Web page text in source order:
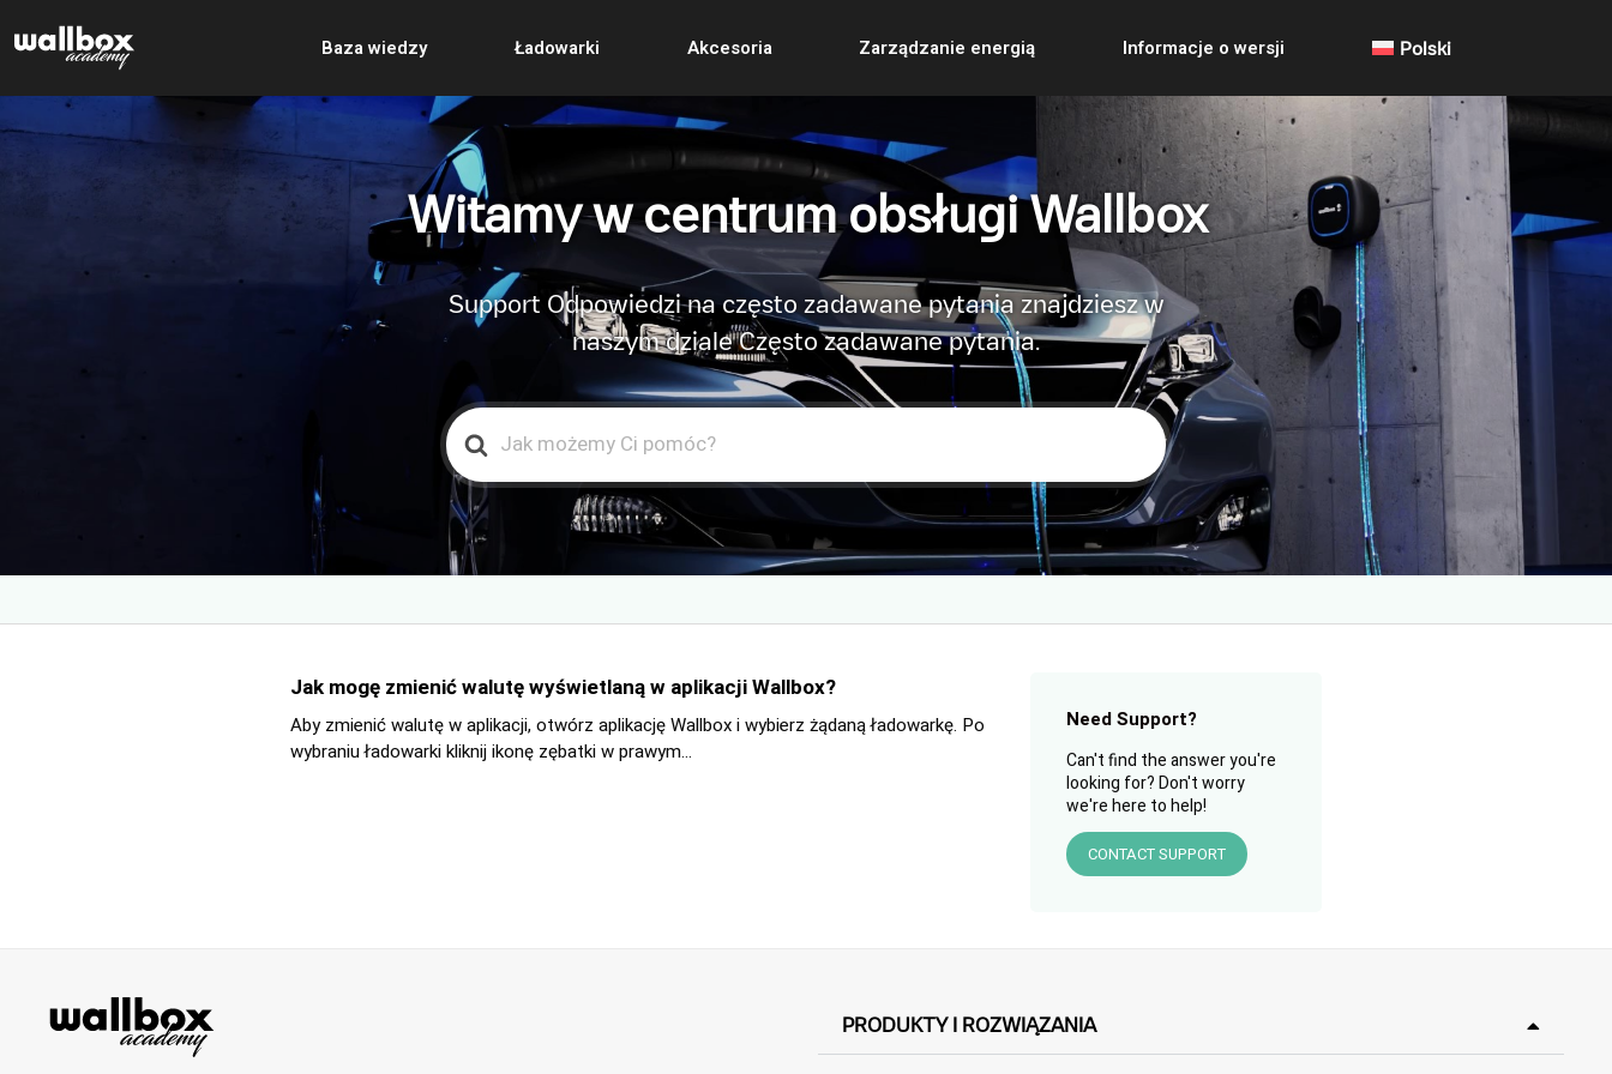
Baza wiedzy Ładowarki Akcesoria Zarządzanie energią Informacje o wersji Polski
Witamy w centrum obsługi Wallbox
Support Odpowiedzi na często zadawane pytania znajdziesz w
naszym dziale Często zadawane pytania.
Search
For
Jak mogę zmienić walutę wyświetlaną w aplikacji Wallbox?
Aby zmienić walutę w aplikacji, otwórz aplikację Wallbox i wybierz żądaną ładowarkę. Po
wybraniu ładowarki kliknij ikonę zębatki w prawym...
Need Support?
Can't find the answer you're
looking for? Don't worry
we're here to help!
CONTACT SUPPORT
PRODUKTY I ROZWIĄZANIA